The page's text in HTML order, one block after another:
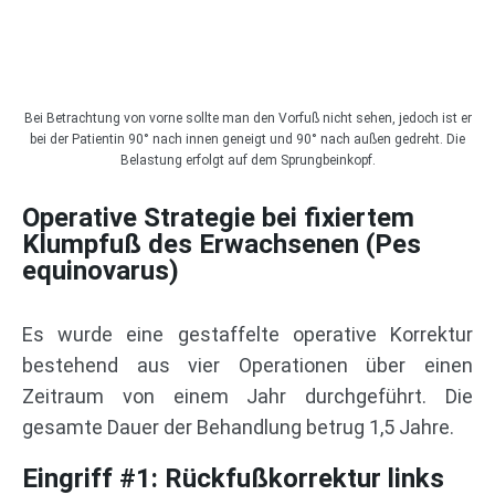
Bei Betrachtung von vorne sollte man den Vorfuß nicht sehen, jedoch ist er
bei der Patientin 90° nach innen geneigt und 90° nach außen gedreht. Die
Belastung erfolgt auf dem Sprungbeinkopf.
Operative Strategie bei fixiertem
Klumpfuß des Erwachsenen (Pes
equinovarus)
Es wurde eine gestaffelte operative Korrektur
bestehend aus vier Operationen über einen
Zeitraum von einem Jahr durchgeführt. Die
gesamte Dauer der Behandlung betrug 1,5 Jahre.
Eingriff #1: Rückfußkorrektur links